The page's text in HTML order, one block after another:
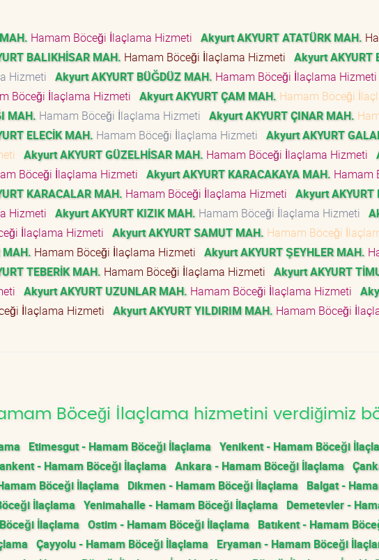
Hamam Böceği İlaçlama Hizmeti Akyurt AKYURT ATATÜRK MAH.
BALIKHİSAR MAH. Hamam Böceği İlaçlama Hizmeti Akyurt AKYURT
Hizmeti Akyurt AKYURT BÜĞDÜZ MAH. Hamam Böceği İlaçlama Hizmeti
Böceği İlaçlama Hizmeti Akyurt AKYURT ÇAM MAH. Hamam Böceği
MAH. Hamam Böceği İlaçlama Hizmeti Akyurt AKYURT ÇINAR MAH.
ELECİK MAH. Hamam Böceği İlaçlama Hizmeti Akyurt AKYURT
Akyurt AKYURT GÜZELHİSAR MAH. Hamam Böceği İlaçlama Hizmeti
Böceği İlaçlama Hizmeti Akyurt AKYURT KARACAKAYA MAH. Hamam
KARACALAR MAH. Hamam Böceği İlaçlama Hizmeti Akyurt AKYURT
Hizmeti Akyurt AKYURT KIZIK MAH. Hamam Böceği İlaçlama Hizmeti
İlaçlama Hizmeti Akyurt AKYURT SAMUT MAH. Hamam Böceği
MAH. Hamam Böceği İlaçlama Hizmeti Akyurt AKYURT ŞEYHLER MAH.
TEBERİK MAH. Hamam Böceği İlaçlama Hizmeti Akyurt AKYURT
Akyurt AKYURT UZUNLAR MAH. Hamam Böceği İlaçlama Hizmeti
İlaçlama Hizmeti Akyurt AKYURT YILDIRIM MAH. Hamam Böceği
Böceği İlaçlama hizmetini verdiğimiz
Etimesgut - Hamam Böceği İlaçlama Yenikent - Hamam Böceği
- Hamam Böceği İlaçlama Ankara - Hamam Böceği İlaçlama
Böceği İlaçlama Dikmen - Hamam Böceği İlaçlama Balgat -
İlaçlama Yenimahalle - Hamam Böceği İlaçlama Demetevler -
İlaçlama Ostim - Hamam Böceği İlaçlama Batıkent - Hamam
Çayyolu - Hamam Böceği İlaçlama Eryaman - Hamam Böceği